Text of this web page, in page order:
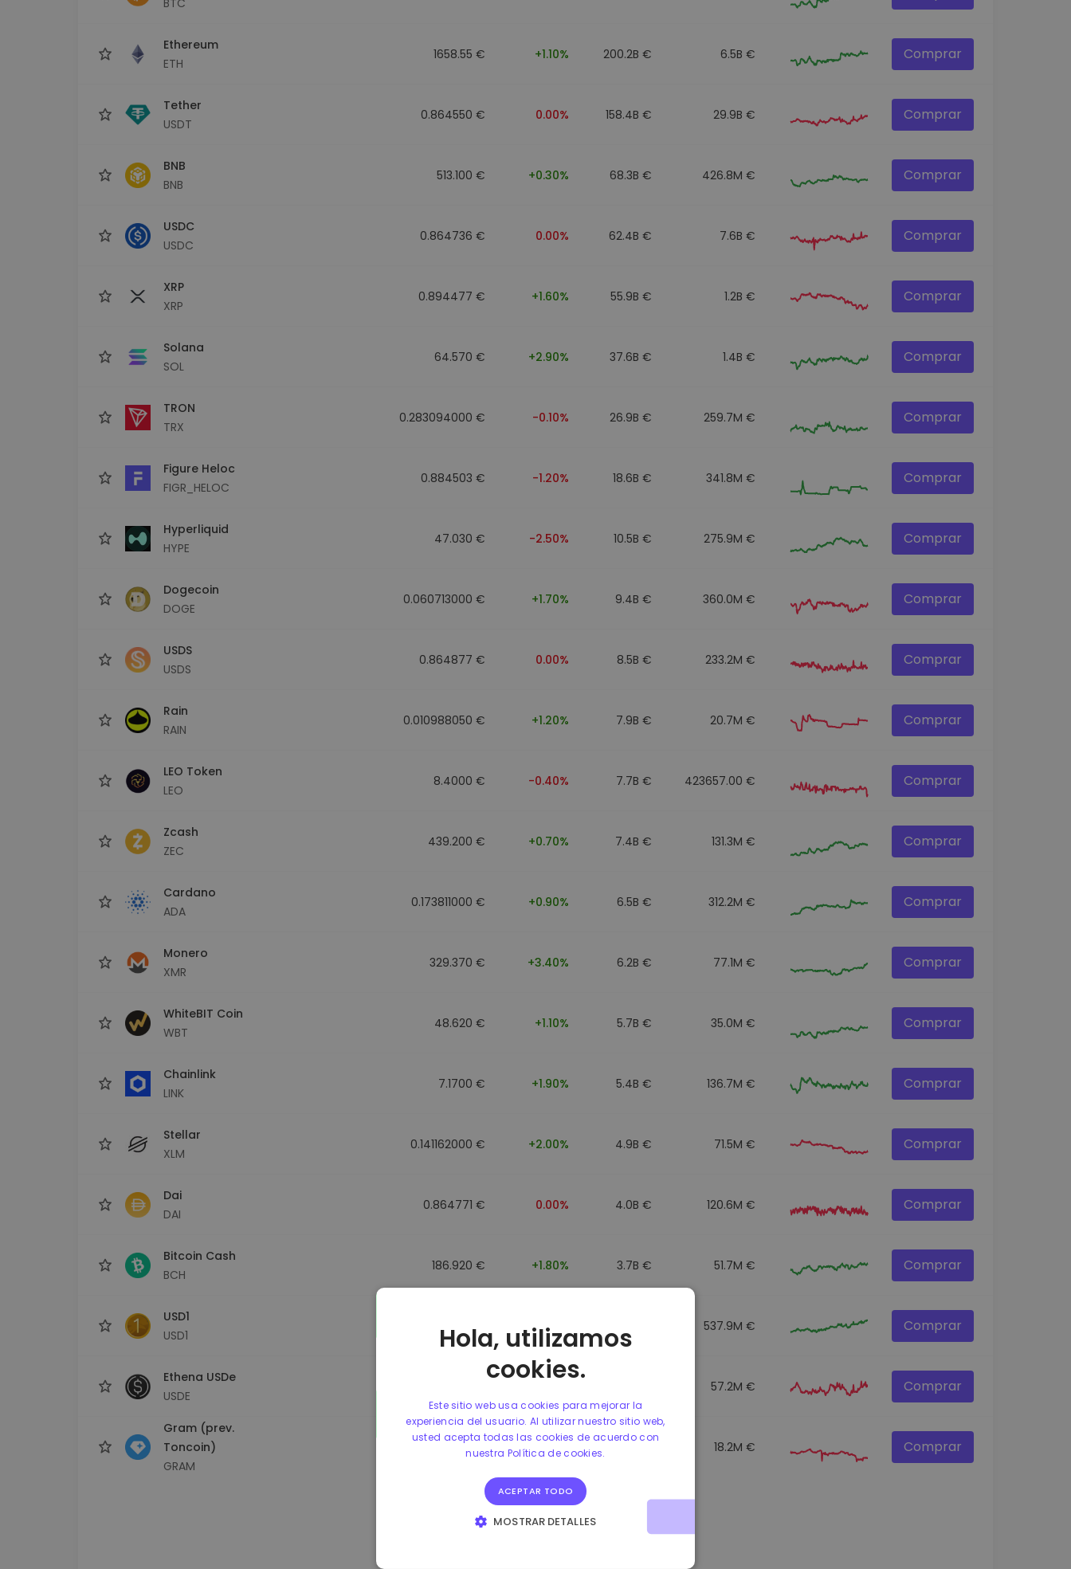
Ethereum
ETH
1658.55 € +1.10% 200.2B € 6.5B € Comprar
Tether
USDT
0.864550 € 0.00% 158.4B € 29.9B € Comprar
BNB
BNB
513.100 € +0.30% 68.3B € 426.8M € Comprar
USDC
USDC
0.864736 € 0.00% 62.4B € 7.6B € Comprar
XRP
XRP
0.894477 € +1.60% 55.9B € 1.2B € Comprar
Solana
SOL
64.570 € +2.90% 37.6B € 1.4B € Comprar
TRON
TRX
0.283094000 € -0.10% 26.9B € 259.7M € Comprar
Figure Heloc
FIGR_HELOC
0.884503 € -1.20% 18.6B € 341.8M € Comprar
Hyperliquid
HYPE
47.030 € -2.50% 10.5B € 275.9M € Comprar
Dogecoin
DOGE
0.060713000 € +1.70% 9.4B € 360.0M € Comprar
USDS
USDS
0.864877 € 0.00% 8.5B € 233.2M € Comprar
Rain
RAIN
0.010988050 € +1.20% 7.9B € 20.7M € Comprar
LEO Token
LEO
8.4000 € -0.40% 7.7B € 423657.00 € Comprar
Zcash
ZEC
439.200 € +0.70% 7.4B € 131.3M € Comprar
Cardano
ADA
0.173811000 € +0.90% 6.5B € 312.2M € Comprar
Monero
XMR
329.370 € +3.40% 6.2B € 77.1M € Comprar
WhiteBIT Coin
WBT
48.620 € +1.10% 5.7B € 35.0M € Comprar
Chainlink
LINK
7.1700 € +1.90% 5.4B € 136.7M € Comprar
Stellar
XLM
0.141162000 € +2.00% 4.9B € 71.5M € Comprar
Dai
DAI
0.864771 € 0.00% 4.0B € 120.6M € Comprar
Bitcoin Cash
BCH
186.920 € +1.80% 3.7B € 51.7M € Comprar
USD1
USD1
0.864917 € 0.00% 537.9M € Comprar
Ethena USDe
USDE
57.2M € Comprar
Gram (prev.
Toncoin)
GRAM
1.170000 € +2.60% 18.2M € Comprar
Hola, utilizamos
cookies.
Este sitio web usa cookies para mejorar la
experiencia del usuario. Al utilizar nuestro sitio web,
usted acepta todas las cookies de acuerdo con
nuestra Política de cookies.
ACEPTAR TODO
MOSTRAR DETALLES